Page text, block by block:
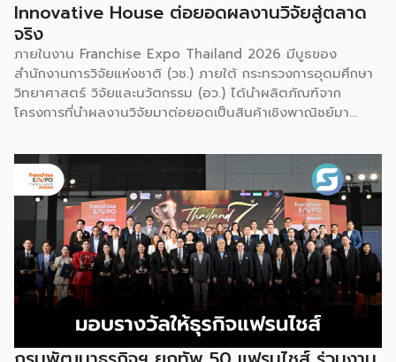
Innovative House ต่อยอดผลงานวิจัยสู่ตลาด
จริง
ภายในงาน Franchise Expo Thailand 2026 มีบูธของ
สำนักงานการวิจัยแห่งชาติ (วช.) ภายใต้ กระทรวงการอุดมศึกษา
วิทยาศาสตร์ วิจัยและนวัตกรรม (อว.) ได้นำผลิตภัณฑ์จาก
โครงการที่นำผลงานวิจัยมาต่อยอดเป็นสินค้าเชิงพาณิชย์มา
มีภารกิจหลัก คือการให้ทุนวิจัย ดูแลเรื่องการวิจัยในภาพรวม รวม
ถึงการให้รางวัล และสนับสนุนนักวิจัย ตั้งแต่ระดับเยาวชนไปจนถึง
นักวิจัยอาวุโส แน่นอนว่านี่เป็นหน่วยงานผู้อยู่เบื้องหลังงานวิจัย
ไทยตั้งแต่ต้นน้ำยันปลายน้ำ กิจกรรมที่นำมาจัดแสดงในบูธ
ครั้งนี้เป็นส่วนหนึ่งของทุนที่ วช. สนับสนุนภายใต้ชุดโครงการ
Innovative House ซึ่งมีเป้าหมายชัดเจน คือการแนะแนวและ
สนับสนุนให้ผู้ประกอบการนำนวัตกรรมที่ต่อยอดมาจากงานวิจัย
ไปพัฒนาต่อจนสามารถขายได้จริงในเชิงพาณิชย์ ไม่ใช่แค่งาน
วิจัยที่อยู่ในห้องแล็บ โดยสินค้าที่นำมาโชว์ในบูธจึงเป็นผลิตภัณฑ์
ที่ “พร้อมขาย” แล้วจริงๆ บางแบรนด์ขายออนไลน์ บางแบรนด์
ขายเฉพาะหน้าร้าน นอกจากนี้ ยังมีการสาธิตนำผลิตภัณฑ์ไป